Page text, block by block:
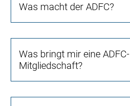
Was macht der ADFC?
Was bringt mir eine ADFC-
Mitgliedschaft?